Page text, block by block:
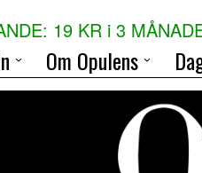
19 KR i 3
Om Opulens